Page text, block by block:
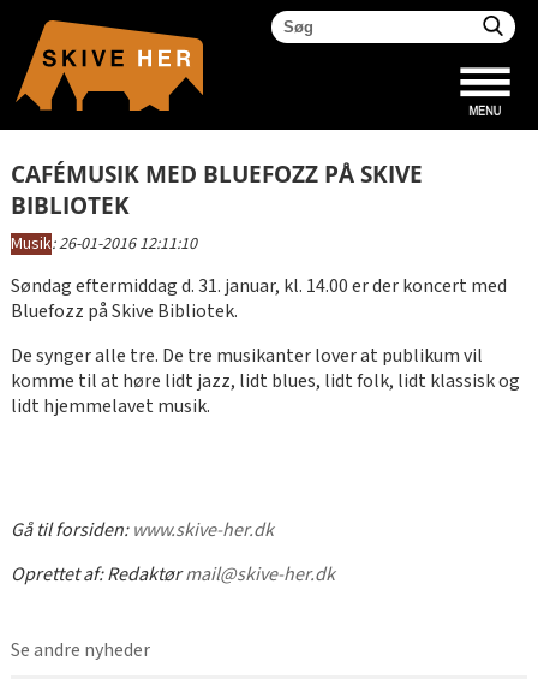
CAFÉMUSIK MED BLUEFOZZ PÅ SKIVE
BIBLIOTEK
Musik:26-01-2016 12:11:10
Søndag eftermiddag d. 31. januar, kl. 14.00 er der koncert med
Bluefozz på Skive Bibliotek.
De synger alle tre. De tre musikanter lover at publikum vil
komme til at høre lidt jazz, lidt blues, lidt folk, lidt klassisk og
lidt hjemmelavet musik.
Gå til forsiden:www.skive-her.dk
Oprettet af:Redaktørmail@skive-her.dk
Se andre nyheder